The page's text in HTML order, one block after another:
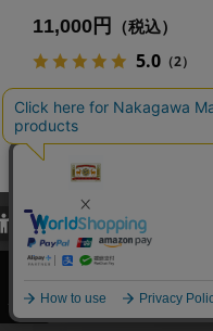
11,000円 （税込）
5.0（2）
あとで買う
当サイトでは、当サイト内に
び利便性向上のためにクッキ
関しては「プライバシーポリシ
承諾する